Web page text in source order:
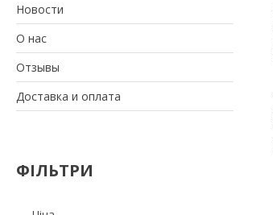
Новости
О нас
Отзывы
Доставка и оплата
ФІЛЬТРИ